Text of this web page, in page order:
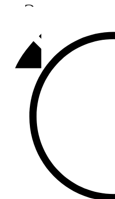
Әлмәт
92,9 FM
Базарлы матак
107,1 FM
Балык бистәсе
104,9 FM
Баулы
107,5 FM
Биләр